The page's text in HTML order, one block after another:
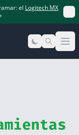
el Logitech MX